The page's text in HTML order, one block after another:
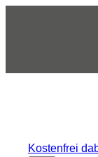
Kostenfrei